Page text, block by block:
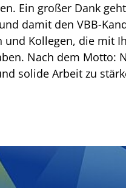
Ein großer Dank
damit den VBB-
und Kollegen, die mit
Nach dem Motto:
solide Arbeit zu